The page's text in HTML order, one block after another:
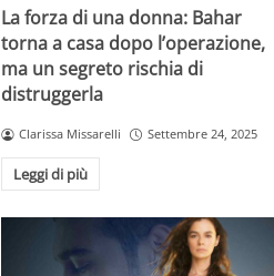
La forza di una donna: Bahar
torna a casa dopo l’operazione,
ma un segreto rischia di
distruggerla
Clarissa Missarelli Settembre 24, 2025
Leggi di più